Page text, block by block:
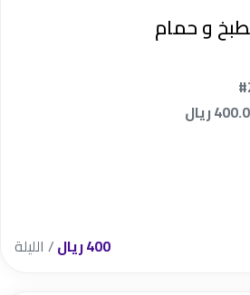
LOWEST PRICE
نوع الملكية
و حمام
ريال
400 ريال / الليلة